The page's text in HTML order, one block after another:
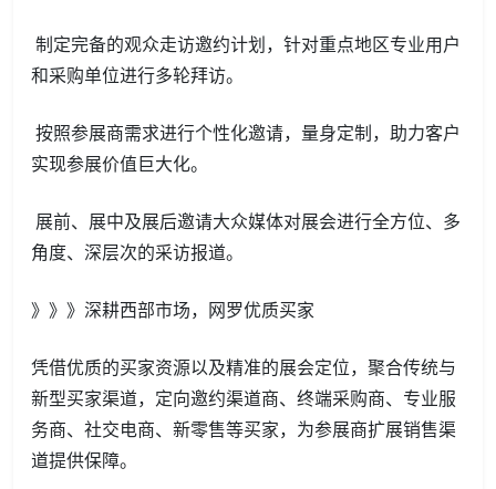
制定完备的观众走访邀约计划，针对重点地区专业用户
和采购单位进行多轮拜访。
按照参展商需求进行个性化邀请，量身定制，助力客户
实现参展价值巨大化。
展前、展中及展后邀请大众媒体对展会进行全方位、多
角度、深层次的采访报道。
》》》深耕西部市场，网罗优质买家
凭借优质的买家资源以及精准的展会定位，聚合传统与
新型买家渠道，定向邀约渠道商、终端采购商、专业服
务商、社交电商、新零售等买家，为参展商扩展销售渠
道提供保障。